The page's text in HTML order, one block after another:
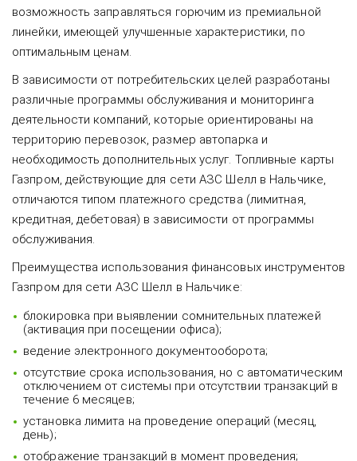
возможность заправляться горючим из премиальной
линейки, имеющей улучшенные характеристики, по
оптимальным ценам.
В зависимости от потребительских целей разработаны
различные программы обслуживания и мониторинга
деятельности компаний, которые ориентированы на
территорию перевозок, размер автопарка и
необходимость дополнительных услуг. Топливные карты
Газпром, действующие для сети АЗС Шелл в Нальчике,
отличаются типом платежного средства (лимитная,
кредитная, дебетовая) в зависимости от программы
обслуживания.
Преимущества использования финансовых инструментов
Газпром для сети АЗС Шелл в Нальчике:
блокировка при выявлении сомнительных платежей
(активация при посещении офиса);
ведение электронного документооборота;
отсутствие срока использования, но с автоматическим
отключением от системы при отсутствии транзакций в
течение 6 месяцев;
установка лимита на проведение операций (месяц,
день);
отображение транзакций в момент проведения;